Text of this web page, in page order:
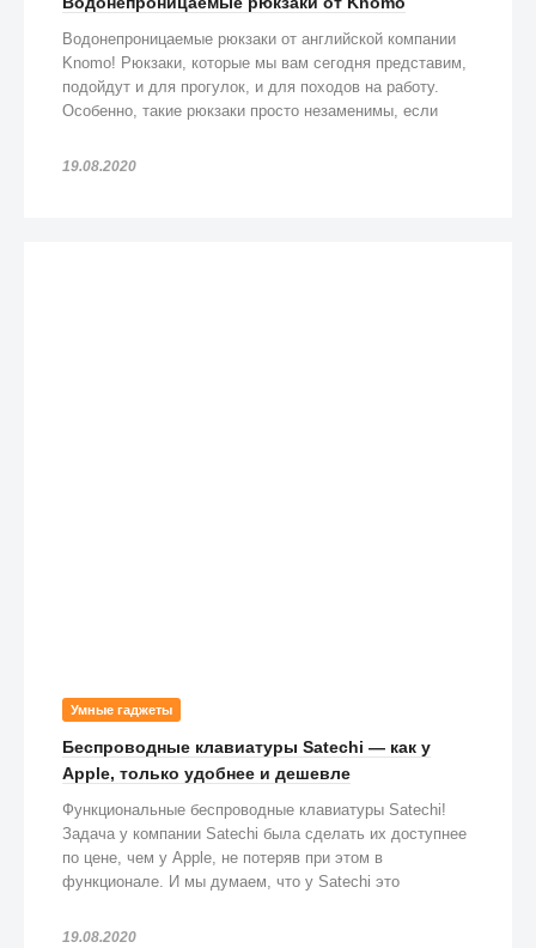
Водонепроницаемые рюкзаки от английской компании
Knomo! Рюкзаки, которые мы вам сегодня представим,
подойдут и для прогулок, и для походов на работу.
Особенно, такие рюкзаки просто незаменимы, если
19.08.2020
Умные гаджеты
Беспроводные клавиатуры Satechi — как у
Apple, только удобнее и дешевле
Функциональные беспроводные клавиатуры Satechi!
Задача у компании Satechi была сделать их доступнее
по цене, чем у Apple, не потеряв при этом в
функционале. И мы думаем, что у Satechi это
19.08.2020